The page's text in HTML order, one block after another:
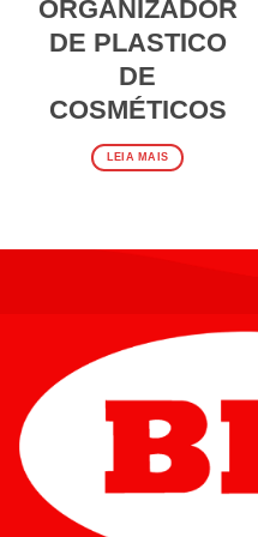
ORGANIZADOR
DE PLASTICO
DE
COSMÉTICOS
LEIA MAIS